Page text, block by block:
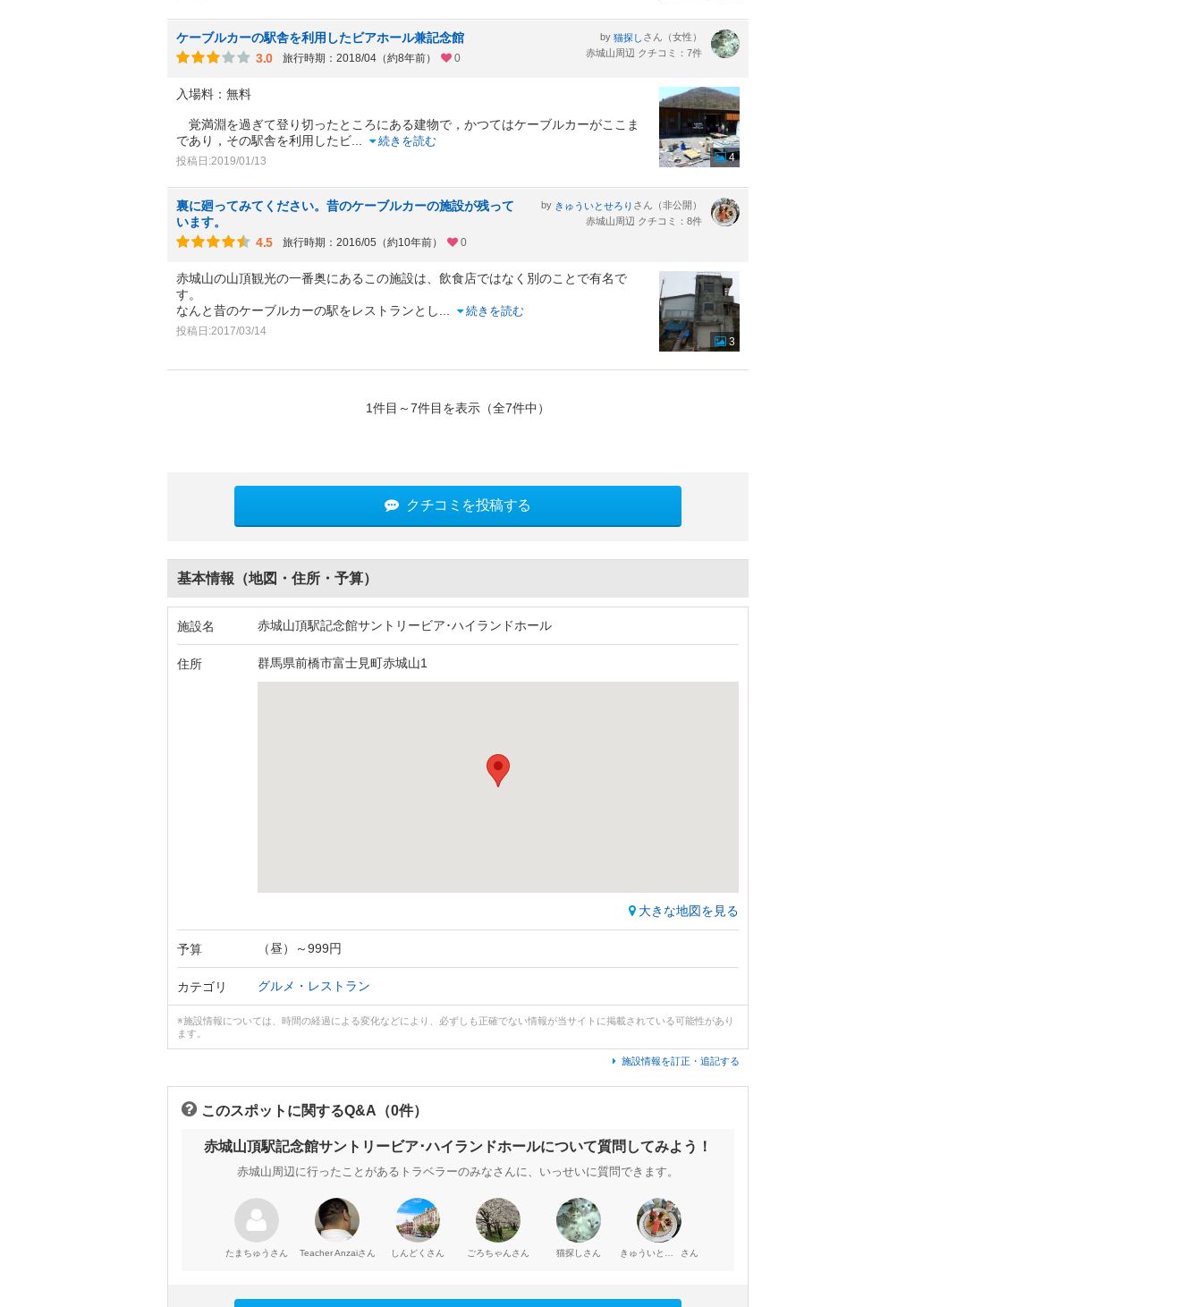
ケーブルカーの駅舎を利用したビアホール兼記念館
3.0
旅行時期：2018/04（約8年前） 0
by 猫探し さん（女性）
赤城山周辺 クチコミ：7件
入場料：無料
覚満淵を過ぎて登り切ったところにある建物で，かつてはケーブルカーがここま
であり，その駅舎を利用したビ
続きを読む
投稿日:2019/01/13 4
裏に廻ってみてください。昔のケーブルカーの施設が残って
います。
4.5
旅行時期：2016/05（約10年前） 0
by きゅういとせろり さん（非公開）
赤城山周辺 クチコミ：8件
赤城山の山頂観光の一番奥にあるこの施設は、飲食店ではなく別のことで有名で
す。
なんと昔のケーブルカーの駅をレストランとし
続きを読む
投稿日:2017/03/14
3
1件目～7件目を表示（全7件中）
クチコミを投稿する
基本情報（地図・住所・予算）
施設名 赤城山頂駅記念館サントリービア･ハイランドホール
住所 群馬県前橋市富士見町赤城山1
大きな地図を見る
予算 （昼）～999円
カテゴリ グルメ・レストラン
※施設情報については、時間の経過による変化などにより、必ずしも正確でない情報が当サイトに掲載されている可能性があり
ます。
施設情報を訂正・追記する
このスポットに関するQ&A（0件）
赤城山頂駅記念館サントリービア･ハイランドホールについて質問してみよう！
赤城山周辺に行ったことがあるトラベラーのみなさんに、いっせいに質問できます。
たまちゅう さん Teacher Anzaiさん しんどく さん ごろちゃんさん 猫探しさん きゅういとせろり さん